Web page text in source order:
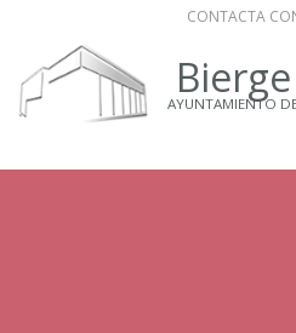
CONTACTA
Bierge
AYUNTAMIENTO